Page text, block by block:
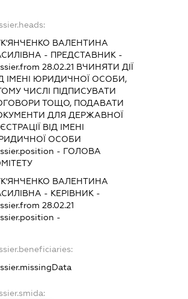
ВАЛЕНТИНА
- ПРЕДСТАВНИК -
28.02.21 ВЧИНЯТИ ДІЇ
ІМЕНІ ЮРИДИЧНОЇ ОСОБИ,
ЧИСЛІ ПІДПИСУВАТИ
ТОЩО, ПОДАВАТИ
ДЛЯ ДЕРЖАВНОЇ
ВІД ІМЕНІ
ОСОБИ
- ГОЛОВА
ВАЛЕНТИНА
- КЕРІВНИК -
28.02.21
-